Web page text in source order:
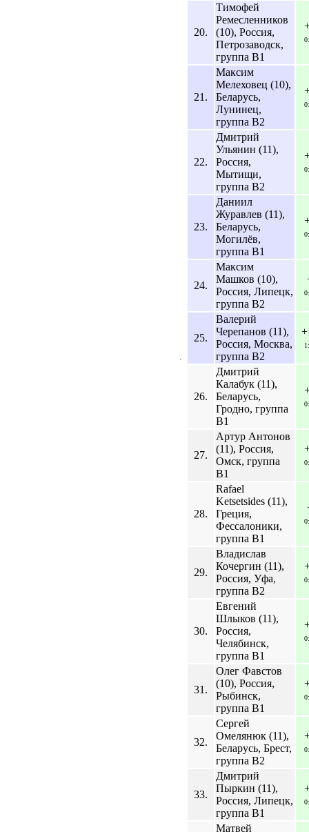
20.
Тимофей
Ремесленников
(10), Россия,
Петрозаводск,
группа B1
21.
Максим
Мелеховец (10),
Беларусь,
Лунинец,
группа B2
22.
Дмитрий
Ульянин (11),
Россия,
Мытищи,
группа B2
23.
Даниил
Журавлев (11),
Беларусь,
Могилёв,
группа B1
24.
Максим
Машков (10),
Россия, Липецк,
группа B2
25.
Валерий
Черепанов (11),
Россия, Москва,
группа B2
26.
Дмитрий
Калабук (11),
Беларусь,
Гродно, группа
B1
27.
Артур Антонов
(11), Россия,
Омск, группа
B1
28.
Rafael
Ketsetsides (11),
Греция,
Фессалоники,
группа B1
29.
Владислав
Кочергин (11),
Россия, Уфа,
группа B2
30.
Евгений
Шлыков (11),
Россия,
Челябинск,
группа B1
31.
Олег Фавстов
(10), Россия,
Рыбинск,
группа B1
32.
Сергей
Омелянюк (11),
Беларусь, Брест,
группа B2
33.
Дмитрий
Пыркин (11),
Россия, Липецк,
группа B1
Матвей